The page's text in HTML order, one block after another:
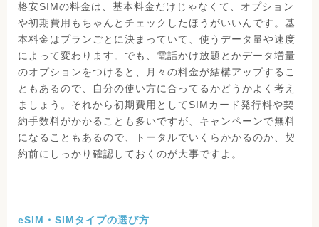
格安SIMの料金は、基本料金だけじゃなくて、オプション
や初期費用もちゃんとチェックしたほうがいいんです。基
本料金はプランごとに決まっていて、使うデータ量や速度
によって変わります。でも、電話かけ放題とかデータ増量
のオプションをつけると、月々の料金が結構アップするこ
ともあるので、自分の使い方に合ってるかどうかよく考え
ましょう。それから初期費用としてSIMカード発行料や契
約手数料がかかることも多いですが、キャンペーンで無料
になることもあるので、トータルでいくらかかるのか、契
約前にしっかり確認しておくのが大事ですよ。
eSIM・SIMタイプの選び方